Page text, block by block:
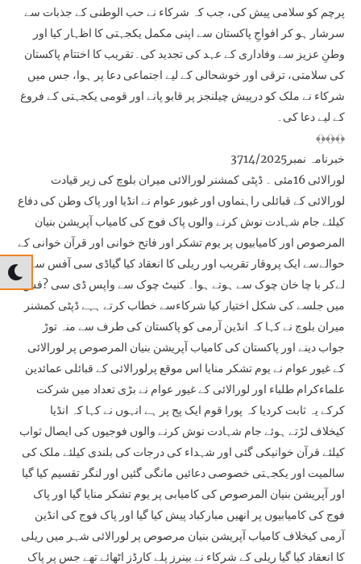
پرچم کو سلامی پیش کی، جب کہ شرکاء نے حب الوطنی کے جذبات سے
سرشار ہو کر افواجِ پاکستان سے اپنی مکمل یکجہتی کا اظہار کیا اور
وطنِ عزیز سے وفاداری کے عہد کی تجدید کی۔تقریب کا اختتام پاکستان
کی سلامتی، ترقی اور خوشحالی کے لیے اجتماعی دعا پر ہوا، جس میں
شرکاء نے ملک کو درپیش چیلنجز پر قابو پانے اور قومی یکجہتی کے فروغ
کے لیے دعا کی۔
﴾﴿﴾﴿﴾﴿
خبرنامہ نمبر3714/2025
لورالائی 16مئی ۔ ڈپٹی کمشنر لورالائی میران بلوچ کی زیر قیادت
لورالائی کے قبائلی راہنماوں اور غیور عوام نے انڈیا اور پاک وطن کی دفاع
کیلئے جام شہادت نوش کرنے والوں پاک فوج کی کامیاب آپریشن بنیان
المرصوص اور کامیابیوں پر یوم تشکر اور فاتح خوانی اور قرآن خوانی کے
حوالےسے ایک پروقار تقریب اور ریلی کا انعقاد کیا گیاڈی سی آفس سے
لےکر با چا خان چوک سے ہوتے ہوا۔ کنیٹ چوک سے واپس ڈی سی ?فس
میں جلسے کی شکل اختیار کیا شرکاءسے خطاب کرتے ہہے ڈپٹی کمشنر
میران بلوچ نے کہا کہ انڈین آرمی کو پاکستان کی طرف سے منہ توڑ
جواب دینے اور پاکستان کی کامیاب آپریشن بنیان المرصوص پر لورالائی
کے غیور عوام نے یوم تشکر منایا اس موقع پرلورالائی کے قبائلی عمائدین
علماءکرام طلباء اور لورالائی کے غیور عوام نے بڑی تعداد میں شرکت
کرکے یہ ثابت کردیا کہ پورا قوم ایک پج پر ہے انہوں نے کہا کہ انڈیا
کیخلاف لڑتے ہوئے جام شہادت نوش کرنے والوں فوجیوں کی ایصال ثواب
کیلئے قرآن خوانیکی گئی اور شہداء کی درجات کی بلندی کیلئے ملک کی
سالمیت اور یکجہتی خصوصی دعائیں مانگی گئیں اور لنگر تقسیم کیا گیا
اور آپریشن بنیان المرصوص کی کامیابی پر یوم تشکر منایا گیا اور پاک
فوج کی کامیابیوں پر انھیں مبارکباد پیش کیا گیا اور پاک فوج کی انڈین
آرمی کیخلاف کامیاب آپریشن بنیان مرصوص پر لورالائی شہر میں ریلی
کا انعقاد کیا گیا ریلی کے شرکاء نے بینرز پلے کارڈز اٹھائے تھے جس پر پاک